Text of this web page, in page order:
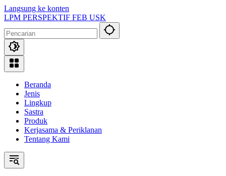
Langsung ke konten
LPM PERSPEKTIF FEB USK
Beranda
Jenis
Lingkup
Sastra
Produk
Kerjasama & Periklanan
Tentang Kami